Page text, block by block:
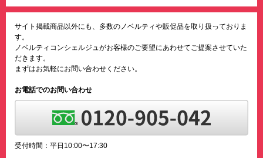
サイト掲載商品以外にも、多数のノベルティや販促品を取り扱っておりま
す。
ノベルティコンシェルジュがお客様のご要望にあわせてご提案させていた
だきます。
まずはお気軽にお問い合わせください。
お電話でのお問い合わせ
受付時間：平日10:00〜17:30